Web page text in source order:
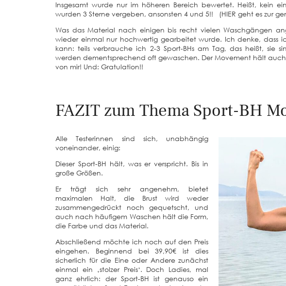
Insgesamt wurde nur im höheren Bereich bewertet. Heißt, kein
wurden 3 Sterne vergeben, ansonsten 4 und 5!! (HIER geht es zur
Was das Material nach einigen bis recht vielen Waschgängen
wieder einmal nur hochwertig gearbeitet wurde. Ich denke, dass
kann: teils verbrauche ich 2-3 Sport-BHs am Tag, das heißt, sie
werden dementsprechend oft gewaschen. Der Movement hält auch
von mir! Und: Gratulation!!
FAZIT zum Thema Sport-BH
Alle Testerinnen sind sich, unabhängig
voneinander, einig:
Dieser Sport-BH hält, was er verspricht. Bis in
große Größen.
Er trägt sich sehr angenehm, bietet
maximalen Halt, die Brust wird weder
zusammengedrückt noch gequetscht, und
auch nach häufigem Waschen hält die Form,
die Farbe und das Material.
Abschließend möchte ich noch auf den Preis
eingehen. Beginnend bei 39,90€ ist dies
sicherlich für die Eine oder Andere zunächst
einmal ein ‚stolzer Preis‘. Doch Ladies, mal
ganz ehrlich: der Sport-BH ist genauso ein